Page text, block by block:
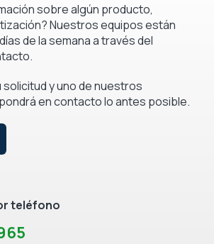
sobre algún producto,
Nuestros equipos están
de la semana a través del
solicitud y uno de nuestros
en contacto lo antes posible.
teléfono